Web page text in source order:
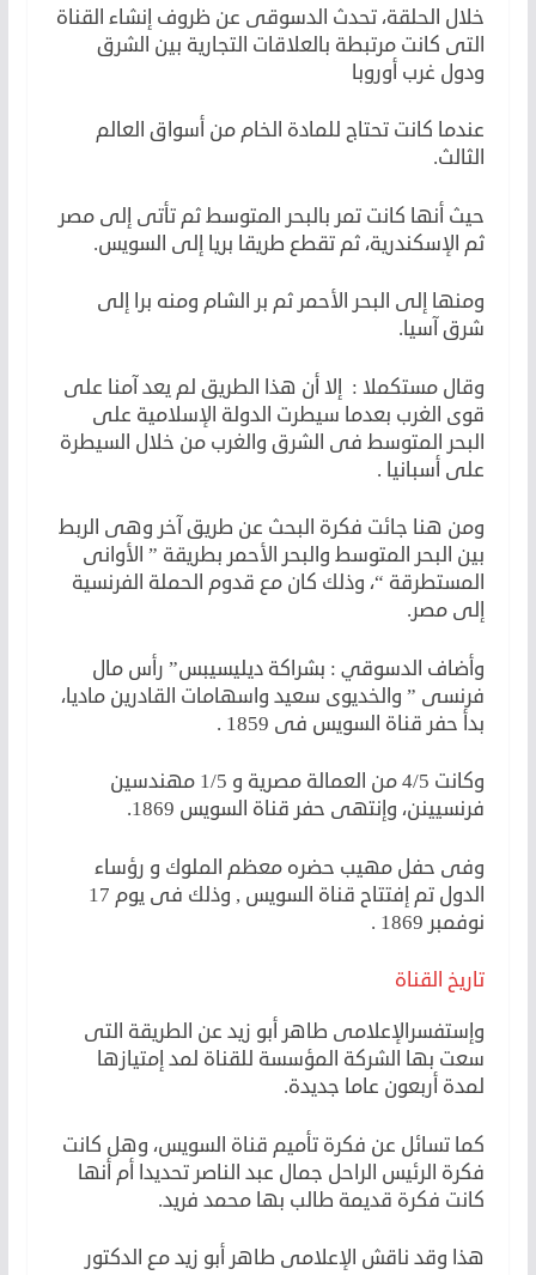
خلال الحلقة، تحدث الدسوقى عن ظروف إنشاء القناة
التى كانت مرتبطة بالعلاقات التجارية بين الشرق
ودول غرب أوروبا
عندما كانت تحتاج للمادة الخام من أسواق العالم
الثالث.
حيث أنها كانت تمر بالبحر المتوسط ثم تأتى إلى مصر
ثم الإسكندرية، ثم تقطع طريقا بريا إلى السويس.
ومنها إلى البحر الأحمر ثم بر الشام ومنه برا إلى
شرق آسيا.
وقال مستكملا : إلا أن هذا الطريق لم يعد آمنا على
قوى الغرب بعدما سيطرت الدولة الإسلامية على
البحر المتوسط فى الشرق والغرب من خلال السيطرة
على أسبانيا .
ومن هنا جائت فكرة البحث عن طريق آخر وهى الربط
بين البحر المتوسط والبحر الأحمر بطريقة ” الأوانى
المستطرقة “، وذلك كان مع قدوم الحملة الفرنسية
إلى مصر.
وأضاف الدسوقي : بشراكة ديليسيبس” رأس مال
فرنسى ” والخديوى سعيد واسهامات القادرين ماديا،
بدأ حفر قناة السويس فى 1859 .
وكانت 4/5 من العمالة مصرية و 1/5 مهندسين
فرنسيينن، وإنتهى حفر قناة السويس 1869.
وفى حفل مهيب حضره معظم الملوك و رؤساء
الدول تم إفتتاح قناة السويس , وذلك فى يوم 17
نوفمبر 1869 .
تاريخ القناة
وإستفسرالإعلامى طاهر أبو زيد عن الطريقة التى
سعت بها الشركة المؤسسة للقناة لمد إمتيازها
لمدة أربعون عاما جديدة.
كما تسائل عن فكرة تأميم قناة السويس، وهل كانت
فكرة الرئيس الراحل جمال عبد الناصر تحديدا أم أنها
كانت فكرة قديمة طالب بها محمد فريد.
هذا وقد ناقش الإعلامى طاهر أبو زيد مع الدكتور